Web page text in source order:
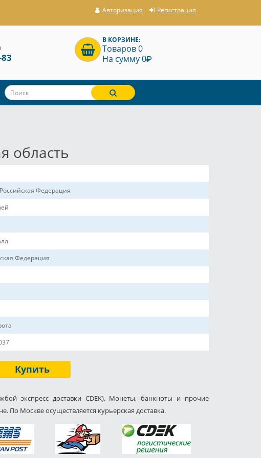
Авторизация Регистрация
В КОРЗИНЕ:
Товаров 0
На сумму 0P
область
Федерация
Федерация
Купить
экспресс доставки CDEK). Монеты, банкноты и прочие
По Москве осуществляется курьерская доставка.